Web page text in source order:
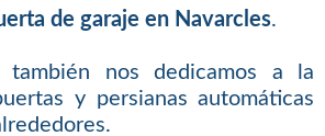
de garaje en Navarcles.
también nos dedicamos a la
y persianas automáticas